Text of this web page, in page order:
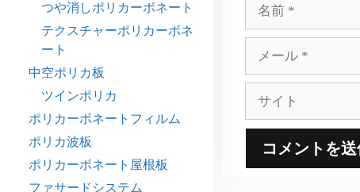
ル
ト
つや消しポリカーボネート
テクスチャーポリカーボネ
ート
中空ポリカ板
ツインポリカ
ポリカーボネートフィルム
ポリカ波板
ポリカーボネート屋根板
ファサードシステム